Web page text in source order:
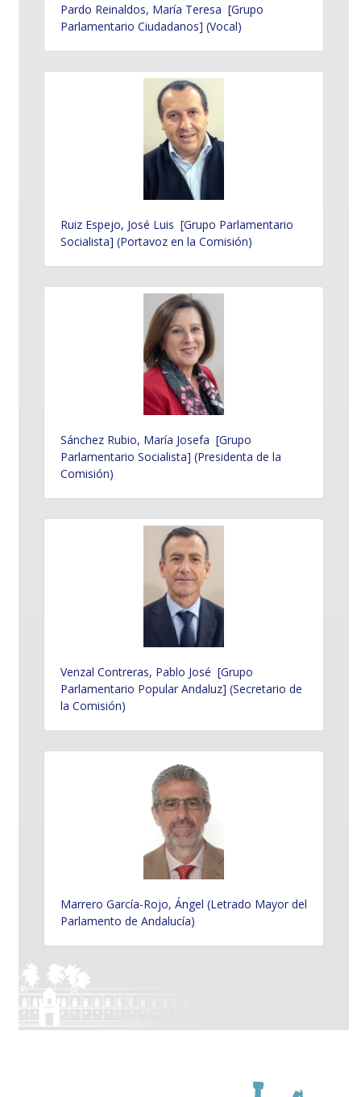
Pardo Reinaldos, María Teresa [Grupo
Parlamentario Ciudadanos] (Vocal)
Ruiz Espejo, José Luis [Grupo Parlamentario
Socialista] (Portavoz en la Comisión)
Sánchez Rubio, María Josefa [Grupo
Parlamentario Socialista] (Presidenta de la
Comisión)
Venzal Contreras, Pablo José [Grupo
Parlamentario Popular Andaluz] (Secretario de
la Comisión)
Marrero García-Rojo, Ángel (Letrado Mayor del
Parlamento de Andalucía)